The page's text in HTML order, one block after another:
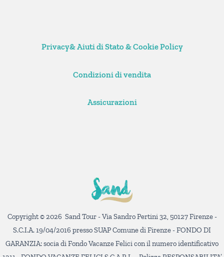
Privacy& Aiuti di Stato & Cookie Policy
Condizioni di vendita
Assicurazioni
Copyright © 2026 Sand Tour - Via Sandro Pertini 32, 50127 Firenze -
S.C.I.A. 19/04/2016 presso SUAP Comune di Firenze - FONDO DI
GARANZIA: socia di Fondo Vacanze Felici con il numero identificativo